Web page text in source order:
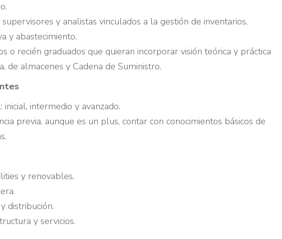
supervisores y analistas vinculados a la gestión de inventarios,
y abastecimiento.
o recién graduados que quieran incorporar visión teórica y práctica
de almacenes y Cadena de Suministro.
intermedio y avanzado.
previa, aunque es un plus, contar con conocimientos básicos de
y renovables.
distribución.
y servicios.